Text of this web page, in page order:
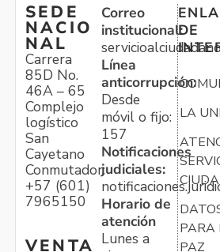
SEDE
NACIO
NAL
Carrera
85D No.
46A – 65
Complejo
logístico
San
Cayetano
Conmutador:
+57 (601)
7965150
VENTA
Correo
institucional:
Línea
anticorrupción:
Desde
móvil o fijo:
157
Notificaciones
judiciales:
Horario de
atención
Lunes a
DE
LA
PARA
PAZ